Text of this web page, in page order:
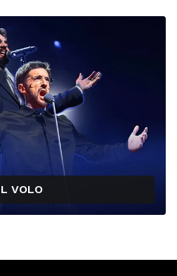
VOLO